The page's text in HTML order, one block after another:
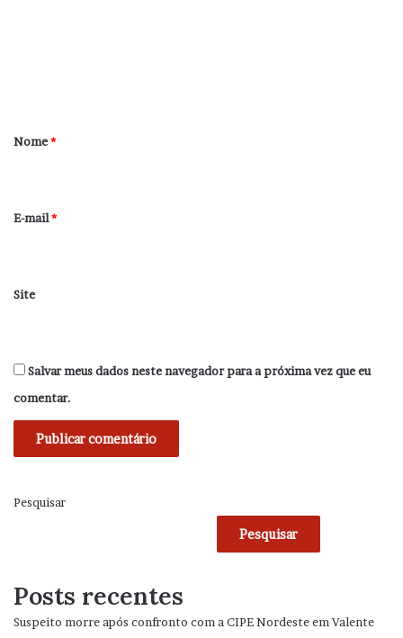
r
*
Nome*
E-mail*
Site
Salvar meus dados neste navegador para a próxima vez que eu
comentar.
Pesquisar
Pesquisar
Posts recentes
Suspeito morre após confronto com a CIPE Nordeste em Valente